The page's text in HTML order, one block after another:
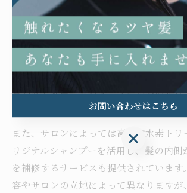
美容室でトリートメントを受ける際、
きポイントは「髪質やダメージレベルに
ーの充実度」と「施術後の持続期間・料
す。特に、カットやカラー、パーマなど
合わせて利用できるメニューが多いサ
にも支持されています。
また、サロンによっては高濃度水素トリ
リジナルシャンプーを活用し、髪の内側
を補修するサービスも提供されています
容やサロンの立地によって異なりますが
お問い合わせはこちら
お問い合わせはこちら